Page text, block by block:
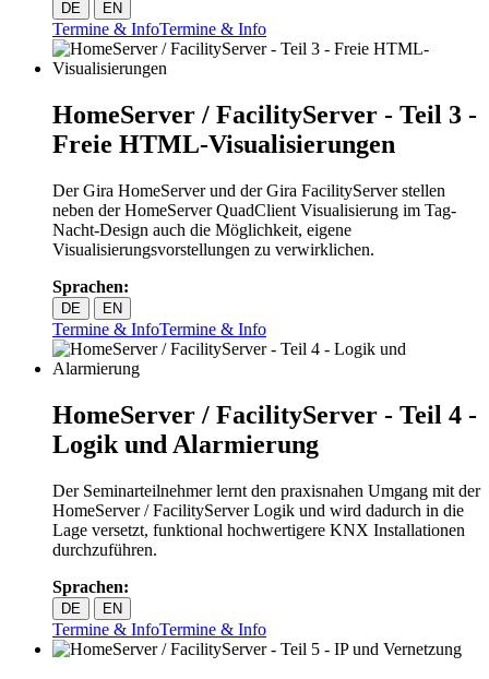
DE EN
Termine & InfoTermine & Info
HomeServer / FacilityServer - Teil 3 -
Freie HTML-Visualisierungen
Der Gira HomeServer und der Gira FacilityServer stellen
neben der HomeServer QuadClient Visualisierung im Tag-
Nacht-Design auch die Möglichkeit, eigene
Visualisierungsvorstellungen zu verwirklichen.
Sprachen:
DE EN
Termine & InfoTermine & Info
HomeServer / FacilityServer - Teil 4 -
Logik und Alarmierung
Der Seminarteilnehmer lernt den praxisnahen Umgang mit der
HomeServer / FacilityServer Logik und wird dadurch in die
Lage versetzt, funktional hochwertigere KNX Installationen
durchzuführen.
Sprachen:
DE EN
Termine & InfoTermine & Info